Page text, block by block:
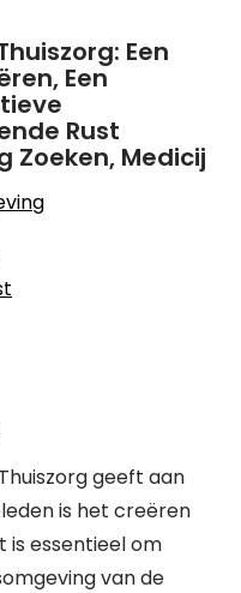
Een
Een
Rust
Zoeken, Medicij
geeft aan
is het creëren
is essentieel om
van de